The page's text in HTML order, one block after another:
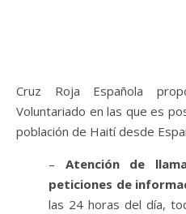
Cruz Roja Española propone tres actividades de
Voluntariado en las que es
población de Haití desde
– Atención de
peticiones de
las 24 horas del día,